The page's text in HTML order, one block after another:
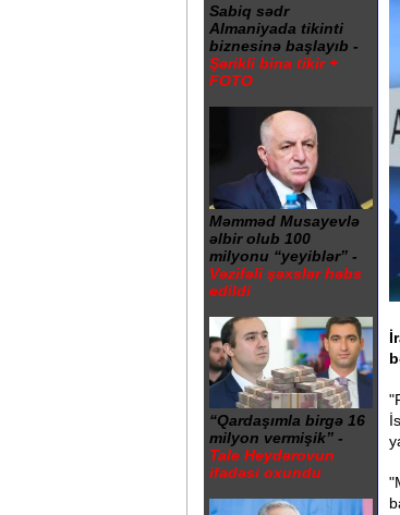
Sabiq sədr
Almaniyada tikinti
biznesinə başlayıb -
Şərikli bina tikir +
FOTO
Məmməd Musayevlə
əlbir olub 100
milyonu “yeyiblər” -
Vəzifəli şəxslər həbs
edildi
“Qardaşımla birgə 16
milyon vermişik” -
Tale Heydərovun
ifadəsi oxundu